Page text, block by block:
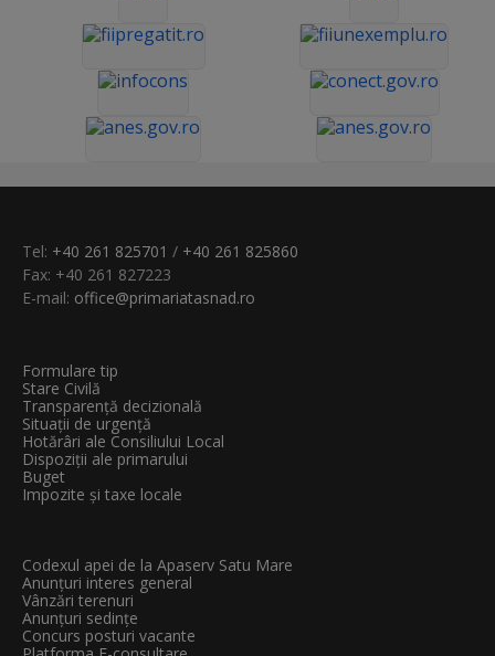
Tel: +40 261 825701 / +40 261 825860
Fax: +40 261 827223
E-mail: office@primariatasnad.ro
Formulare tip
Stare Civilă
Transparenţă decizională
Situații de urgență
Hotărâri ale Consiliului Local
Dispoziții ale primarului
Buget
Impozite și taxe locale
Codexul apei de la Apaserv Satu Mare
Anunțuri interes general
Vânzări terenuri
Anunțuri sedințe
Concurs posturi vacante